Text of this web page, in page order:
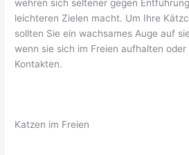
wehren sich seltener gegen
leichteren Zielen macht. Um Ihre
sollten Sie ein wachsames Auge auf
wenn sie sich im Freien aufhalten oder
Kontakten.
Katzen im Freien